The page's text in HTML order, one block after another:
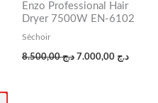
Enzo Professional Hair
Dryer 7500W EN-6102
Séchoir
د.ج8.500,00 د.ج 7.000,00